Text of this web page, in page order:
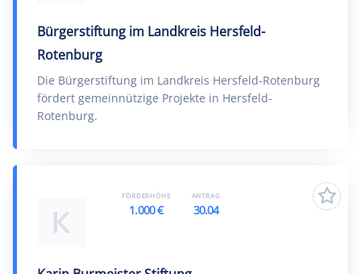
Bürgerstiftung im Landkreis Hersfeld-
Rotenburg
Die Bürgerstiftung im Landkreis Hersfeld-Rotenburg
fördert gemeinnützige Projekte in Hersfeld-
Rotenburg.
K
FÖRDERHÖHE
1.000 €
ANTRAG
30.04